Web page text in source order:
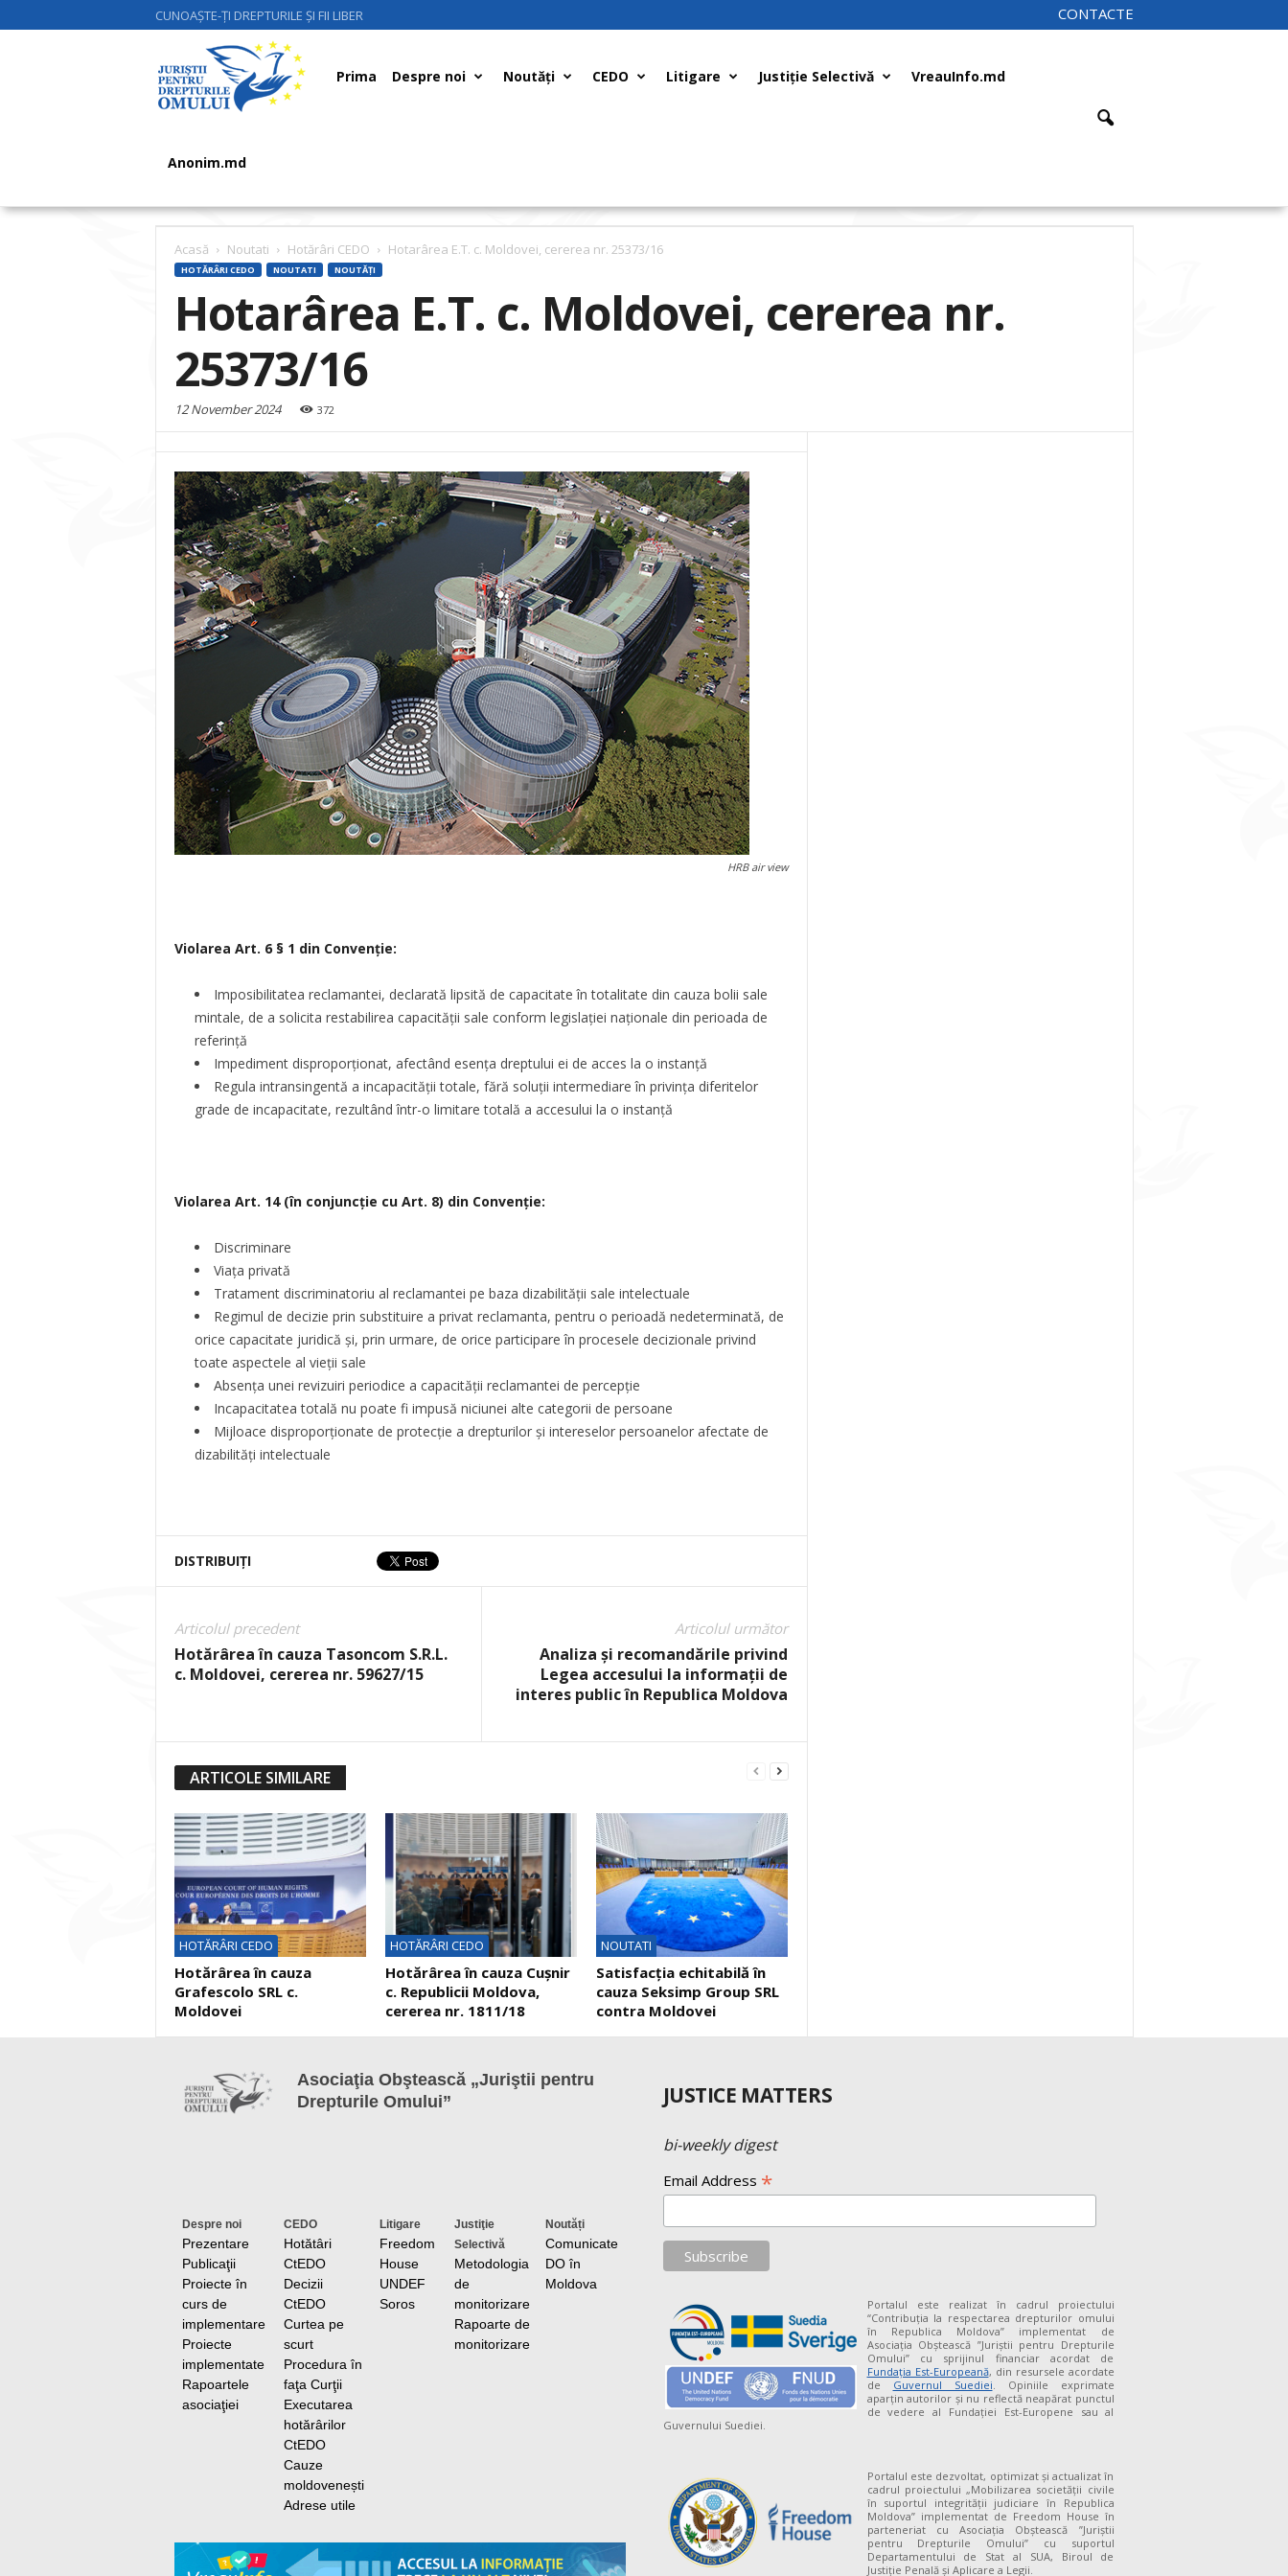
CUNOAȘTE-ȚI DREPTURILE ȘI FII LIBER CONTACTE
Juriştii
Drepturile
Omului
Prima Despre noi Noutăți CEDO Litigare Justiţie Selectivă VreauInfo.md
Anonim.md
Acasă Noutati Hotărâri CEDO Hotarârea E.T. c. Moldovei, cererea nr. 25373/16
HOTĂRÂRI CEDO NOUTATI NOUTĂȚI
Hotarârea E.T. c. Moldovei, cererea nr.
25373/16
12 November 2024 372
HRB air view
Violarea Art. 6 § 1 din Convenție:
Imposibilitatea reclamantei, declarată lipsită de capacitate în totalitate din cauza bolii sale
mintale, de a solicita restabilirea capacității sale conform legislației naționale din perioada de
referință
Impediment disproporționat, afectând esența dreptului ei de acces la o instanță
Regula intransingentă a incapacității totale, fără soluții intermediare în privința diferitelor
grade de incapacitate, rezultând într-o limitare totală a accesului la o instanță
Violarea Art. 14 (în conjuncție cu Art. 8) din Convenție:
Discriminare
Viața privată
Tratament discriminatoriu al reclamantei pe baza dizabilității sale intelectuale
Regimul de decizie prin substituire a privat reclamanta, pentru o perioadă nedeterminată, de
orice capacitate juridică și, prin urmare, de orice participare în procesele decizionale privind
toate aspectele al vieții sale
Absența unei revizuiri periodice a capacității reclamantei de percepție
Incapacitatea totală nu poate fi impusă niciunei alte categorii de persoane
Mijloace disproporționate de protecție a drepturilor și intereselor persoanelor afectate de
dizabilități intelectuale
DISTRIBUIȚI
Articolul precedent
Hotărârea în cauza Tasoncom S.R.L.
c. Moldovei, cererea nr. 59627/15
Articolul următor
Analiza și recomandările privind
Legea accesului la informații de
interes public în Republica Moldova
ARTICOLE SIMILARE
HOTĂRÂRI CEDO
Hotărârea în cauza
Grafescolo SRL c.
Moldovei
HOTĂRÂRI CEDO
Hotărârea în cauza Cuşnir
c. Republicii Moldova,
cererea nr. 1811/18
NOUTATI
Satisfacția echitabilă în
cauza Seksimp Group SRL
contra Moldovei
Asociaţia Obştească „Juriştii pentru
Drepturile Omului”
Despre noi
Prezentare
Publicaţii
Proiecte în
curs de
implementare
Proiecte
implementate
Rapoartele
asociaţiei
CEDO
Hotătâri
CtEDO
Decizii
CtEDO
Curtea pe
scurt
Procedura în
faţa Curţii
Executarea
hotărârilor
CtEDO
Cauze
moldovenești
Adrese utile
Litigare
Freedom
House
UNDEF
Soros
Justiţie
Selectivă
Metodologia
de
monitorizare
Rapoarte de
monitorizare
Noutăți
Comunicate
DO în
Moldova
JUSTICE MATTERS
bi-weekly digest
Email Address *
Portalul este realizat în cadrul proiectului
“Contribuția la respectarea drepturilor omului
în Republica Moldova” implementat de
Asociația Obștească ”Juriștii pentru Drepturile
Omului” cu sprijinul financiar acordat de
Fundaţia Est-Europeană, din resursele acordate
de Guvernul Suediei. Opiniile exprimate
aparţin autorilor şi nu reflectă neapărat punctul
de vedere al Fundației Est-Europene sau al
Guvernului Suediei.
Portalul este dezvoltat, optimizat și actualizat în
cadrul proiectului „Mobilizarea societății civile
în suportul integrității judiciare în Republica
Moldova” implementat de Freedom House în
parteneriat cu Asociația Obștească ”Juriștii
pentru Drepturile Omului” cu suportul
Departamentului de Stat al SUA, Biroul de
Justiție Penală și Aplicare a Legii.